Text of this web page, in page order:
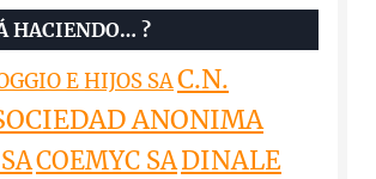
HACIENDO… ?
E HIJOS SAC.N.
ANONIMA
COEMYC SADINALE